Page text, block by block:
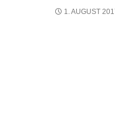
1. AUGUST